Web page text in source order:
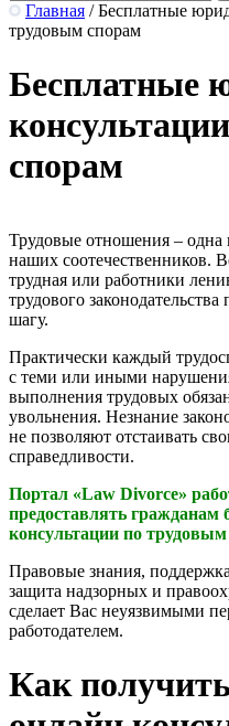
Главная / Бесплатные
трудовым спорам
Бесплатные
спорам
Трудовые отношения –
наших соотечественников.
трудная или работники
трудового
шагу.
Практически каждый
с теми или иными
выполнения трудовых
увольнения. Незнание
не позволяют отстаивать
справедливости.
Портал «Law Divorce»
предоставлять гражданам
консультации по
Правовые знания,
защита надзорных и
сделает Вас неуязвимыми
работодателем.
Как